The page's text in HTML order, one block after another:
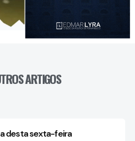
ARTIGOS
desta sexta-feira